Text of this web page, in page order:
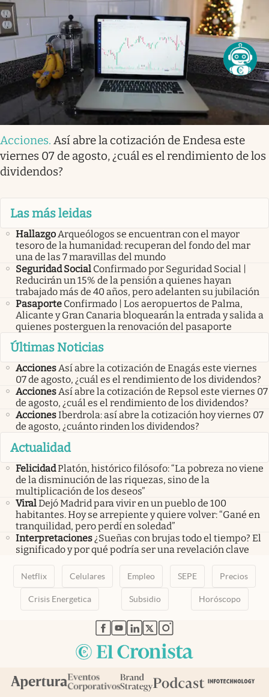
Acciones. Así abre la cotización de Endesa este
viernes 07 de agosto, ¿cuál es el rendimiento de los
dividendos?
Las más leidas
HallazgoArqueólogos se encuentran con el mayor
tesoro de la humanidad: recuperan del fondo del mar
una de las 7 maravillas del mundo
Seguridad Social Confirmado por Seguridad Social |
Reducirán un 15% de la pensión a quienes hayan
trabajado más de 40 años, pero adelanten su jubilación
Pasaporte Confirmado | Los aeropuertos de Palma,
Alicante y Gran Canaria bloquearán la entrada y salida a
quienes posterguen la renovación del pasaporte
Últimas Noticias
AccionesAsí abre la cotización de Enagás este viernes
07 de agosto, ¿cuál es el rendimiento de los dividendos?
AccionesAsí abre la cotización de Repsol este viernes 07
de agosto, ¿cuál es el rendimiento de los dividendos?
AccionesIberdrola: así abre la cotización hoy viernes 07
de agosto, ¿cuánto rinden los dividendos?
Actualidad
FelicidadPlatón, histórico filósofo: “La pobreza no viene
de la disminución de las riquezas, sino de la
multiplicación de los deseos”
ViralDejó Madrid para vivir en un pueblo de 100
habitantes. Hoy se arrepiente y quiere volver: “Gané en
tranquilidad, pero perdí en soledad”
Interpretaciones¿Sueñas con brujas todo el tiempo? El
significado y por qué podría ser una revelación clave
Netflix Celulares Empleo SEPE Precios
Crisis Energetica Subsidio Horóscopo
abre en nueva pestaña
abre en nueva pestaña
abre en nueva pestaña
abre en nueva pestaña
abre en nueva pestaña